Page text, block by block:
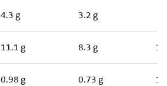
4.3 g 3.2 g
11.1 g 8.3 g
0.98 g 0.73 g